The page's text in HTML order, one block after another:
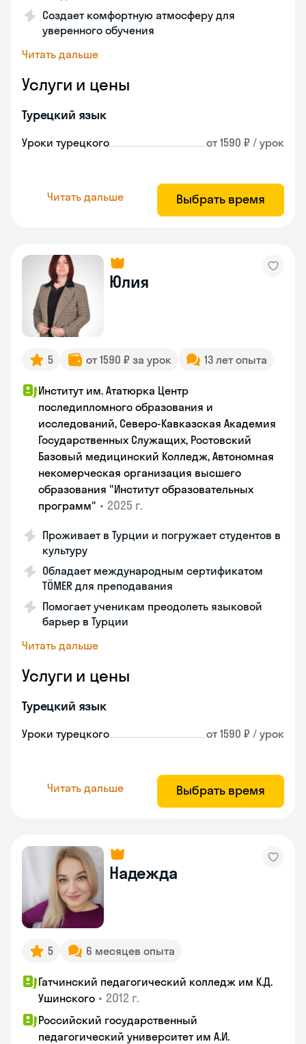
Создает комфортную атмосферу для
уверенного обучения
Читать дальше
Услуги и цены
Турецкий язык
Уроки турецкого от 1590 ₽ / урок
Читать дальше Выбрать время
Юлия
5 от 1590 ₽ за урок 13 лет опыта
Институт им. Ататюрка Центр
последипломного образования и
исследований, Северо-Кавказская Академия
Государственных Служащих, Ростовский
Базовый медицинский Колледж, Автономная
некомерческая организация высшего
образования "Институт образовательных
программ" • 2025 г.
Проживает в Турции и погружает студентов в
культуру
Обладает международным сертификатом
TÖMER для преподавания
Помогает ученикам преодолеть языковой
барьер в Турции
Читать дальше
Услуги и цены
Турецкий язык
Уроки турецкого от 1590 ₽ / урок
Читать дальше Выбрать время
Надежда
5 6 месяцев опыта
Гатчинский педагогический колледж им К.Д.
Ушинского • 2012 г.
Российский государственный
педагогический университет им А.И.